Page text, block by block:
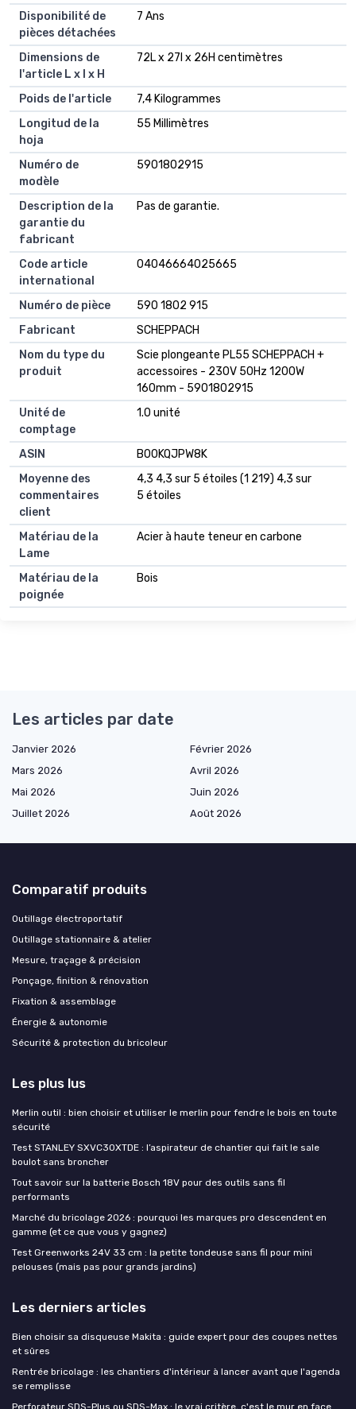
Disponibilité de
pièces détachées
7 Ans
Dimensions de
l'article L x l x H
72L x 27l x 26H centimètres
Poids de l'article
7,4 Kilogrammes
Longitud de la
hoja
55 Millimètres
Numéro de
modèle
5901802915
Description de la
garantie du
fabricant
Pas de garantie.
Code article
international
04046664025665
Numéro de pièce
590 1802 915
Fabricant
SCHEPPACH
Nom du type du
produit
Scie plongeante PL55 SCHEPPACH +
accessoires - 230V 50Hz 1200W
160mm - 5901802915
Unité de
comptage
1.0 unité
ASIN
B00KQJPW8K
Moyenne des
commentaires
client
4,3 4,3 sur 5 étoiles (1 219) 4,3 sur
5 étoiles
Matériau de la
Lame
Acier à haute teneur en carbone
Matériau de la
poignée
Bois
Les articles par date
Janvier 2026
Février 2026
Mars 2026
Avril 2026
Mai 2026
Juin 2026
Juillet 2026
Août 2026
Comparatif produits
Outillage électroportatif
Outillage stationnaire & atelier
Mesure, traçage & précision
Ponçage, finition & rénovation
Fixation & assemblage
Énergie & autonomie
Sécurité & protection du bricoleur
Les plus lus
Merlin outil : bien choisir et utiliser le merlin pour fendre le bois en toute
sécurité
Test STANLEY SXVC30XTDE : l’aspirateur de chantier qui fait le sale
boulot sans broncher
Tout savoir sur la batterie Bosch 18V pour des outils sans fil
performants
Marché du bricolage 2026 : pourquoi les marques pro descendent en
gamme (et ce que vous y gagnez)
Test Greenworks 24V 33 cm : la petite tondeuse sans fil pour mini
pelouses (mais pas pour grands jardins)
Les derniers articles
Bien choisir sa disqueuse Makita : guide expert pour des coupes nettes
et sûres
Rentrée bricolage : les chantiers d'intérieur à lancer avant que l'agenda
se remplisse
Perforateur SDS-Plus ou SDS-Max : le vrai critère, c'est le mur en face